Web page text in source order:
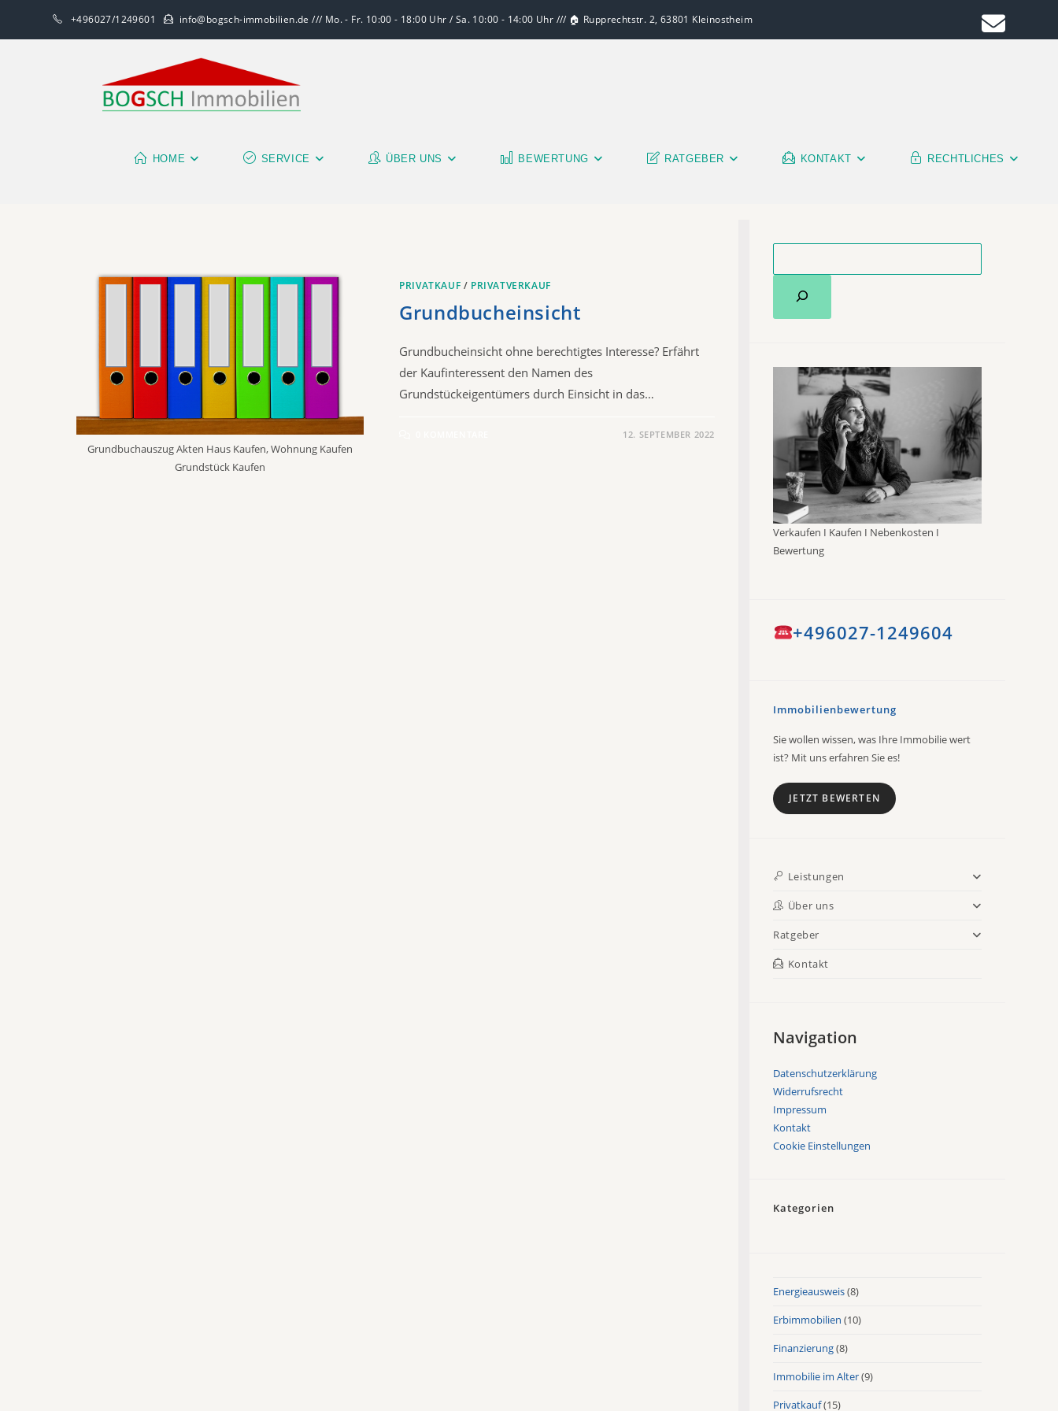
+496027/1249601 info@bogsch-immobilien.de /// Mo. - Fr. 10:00 - 18:00 Uhr / Sa. 10:00 - 14:00 Uhr /// 🏠 Rupprechtstr. 2, 63801 Kleinostheim
HOME SERVICE ÜBER UNS BEWERTUNG RATGEBER KONTAKT RECHTLICHES
Grundbuchauszug Akten Haus Kaufen, Wohnung Kaufen
Grundstück Kaufen
PRIVATKAUF / PRIVATVERKAUF
Grundbucheinsicht
Grundbucheinsicht ohne berechtigtes Interesse? Erfährt
der Kaufinteressent den Namen des
Grundstückeigentümers durch Einsicht in das…
12. SEPTEMBER 2022
Verkaufen I Kaufen I Nebenkosten I
Bewertung
+496027-1249604
Immobilienbewertung
Sie wollen wissen, was Ihre Immobilie wert
ist? Mit uns erfahren Sie es!
JETZT BEWERTEN
Leistungen
Über uns
Ratgeber
Kontakt
Navigation
Datenschutzerklärung
Widerrufsrecht
Impressum
Kontakt
Cookie Einstellungen
Kategorien
Energieausweis(8)
Erbimmobilien (10)
Finanzierung(8)
Immobilie im Alter(9)
Privatkauf(15)